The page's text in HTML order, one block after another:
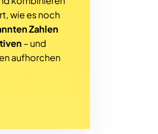
wie es noch
Zahlen
– und
aufhorchen